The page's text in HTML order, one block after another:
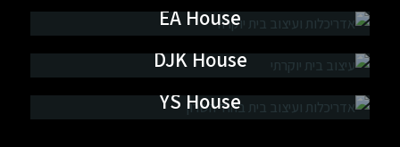
אדריכלות ועיצוב פנים
EA House
אדריכלות ועיצוב פנים
DJK House
אדריכלות ועיצוב פנים
YS House